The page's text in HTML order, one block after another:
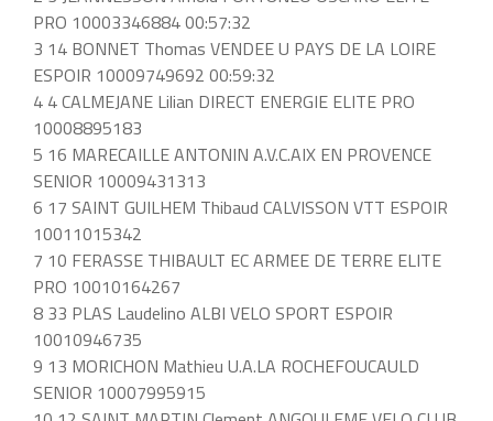
PRO 10003346884 00:57:32
3 14 BONNET Thomas VENDEE U PAYS DE LA LOIRE
ESPOIR 10009749692 00:59:32
4 4 CALMEJANE Lilian DIRECT ENERGIE ELITE PRO
10008895183
5 16 MARECAILLE ANTONIN A.V.C.AIX EN PROVENCE
SENIOR 10009431313
6 17 SAINT GUILHEM Thibaud CALVISSON VTT ESPOIR
10011015342
7 10 FERASSE THIBAULT EC ARMEE DE TERRE ELITE
PRO 10010164267
8 33 PLAS Laudelino ALBI VELO SPORT ESPOIR
10010946735
9 13 MORICHON Mathieu U.A.LA ROCHEFOUCAULD
SENIOR 10007995915